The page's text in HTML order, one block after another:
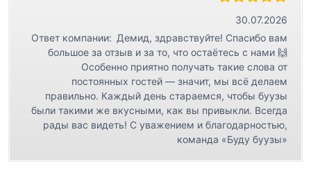
30.07.2026
Ответ компании: Демид, здравствуйте! Спасибо вам
большое за отзыв и за то, что остаётесь с нами 🙌
Особенно приятно получать такие слова от
постоянных гостей — значит, мы всё делаем
правильно. Каждый день стараемся, чтобы буузы
были такими же вкусными, как вы привыкли. Всегда
рады вас видеть! С уважением и благодарностью,
команда «Буду буузы»